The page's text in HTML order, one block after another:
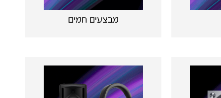
מבצעים חמים